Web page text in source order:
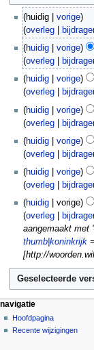
huidig vorige
overleg
G
e
e
n
b
e
w
r
k
i
n
g
s
s
a
m
n
v
a
t
t
huidig vorige
overleg
G
e
e
n
b
e
w
r
k
i
n
g
s
s
a
m
n
v
a
huidig vorige
overleg
G
e
e
n
b
e
w
r
k
i
n
g
s
a
huidig vorige
overleg
G
e
e
n
b
e
w
e
r
k
n
g
s
s
a
huidig vorige
overleg
G
e
e
n
b
e
w
e
r
k
i
n
g
s
huidig vorige
overleg
G
e
e
n
b
e
w
e
r
k
i
huidig vorige
overleg
aangemaakt met
thumb|koninkrijk
[http://
N
a
v
pagina-handelingen
pagina
overleg
persoonlijke
aanmelden
navigatie
Hoofdpagina
Recente wijzigingen